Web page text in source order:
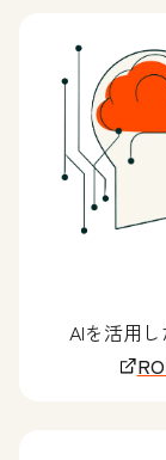
AIを活用